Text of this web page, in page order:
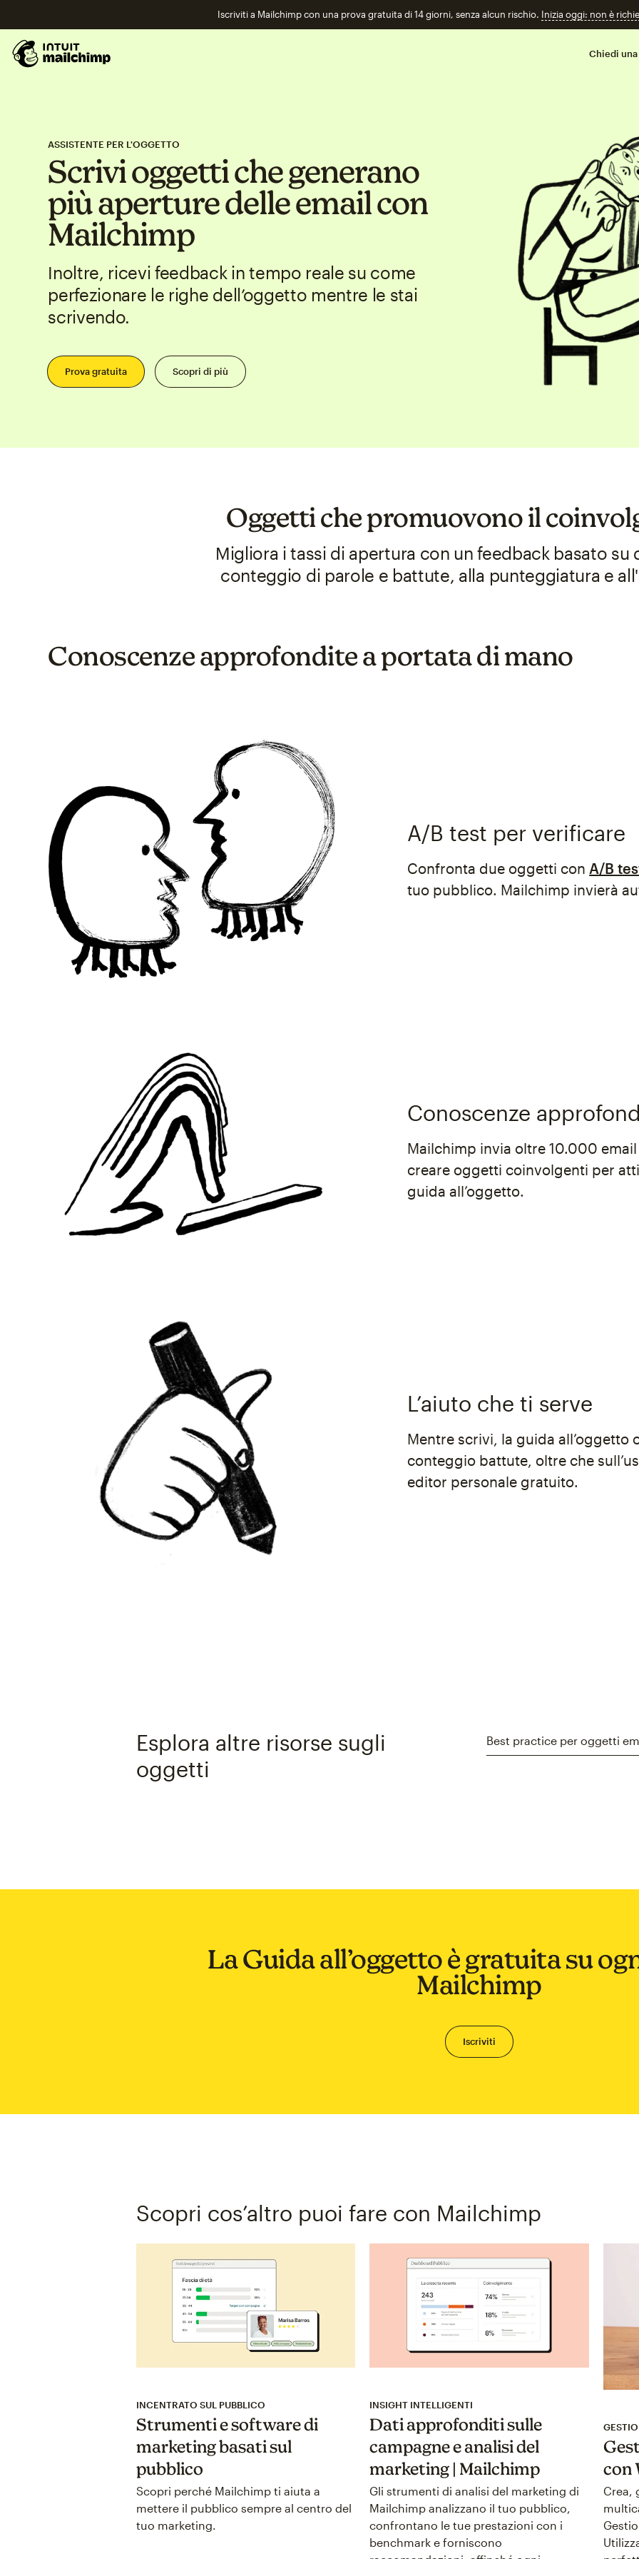
Iscriviti a Mailchimp con una prova gratuita di 14 giorni, senza alcun rischio. Inizia oggi: non è
Chiedi
ASSISTENTE PER L'OGGETTO
Scrivi oggetti che generano
più aperture delle email con
Mailchimp
Inoltre, ricevi feedback in tempo reale su come
perfezionare le righe dell’oggetto mentre le stai
scrivendo.
Prova gratuita Scopri di più
Oggetti che promuovono il
Migliora i tassi di apertura con un feedback basato su
conteggio di parole e battute, alla punteggiatura e
Conoscenze approfondite a portata di mano
A/B test per verificare
Confronta due oggetti con A/B
tuo pubblico. Mailchimp invierà
Conoscenze
Mailchimp invia oltre 10.000
creare oggetti coinvolgenti per
guida all’oggetto.
L’aiuto che ti serve
Mentre scrivi, la guida all’oggetto
conteggio battute, oltre che
editor personale gratuito.
Esplora altre risorse sugli
oggetti
Best practice per oggetti
La Guida all’oggetto è gratuita su
Mailchimp
Iscriviti
Scopri cos’altro puoi fare con Mailchimp
INCENTRATO SUL PUBBLICO
Strumenti e software di
marketing basati sul
pubblico
Scopri perché Mailchimp ti aiuta a
mettere il pubblico sempre al centro del
tuo marketing.
INSIGHT INTELLIGENTI
Dati approfonditi sulle
campagne e analisi del
marketing | Mailchimp
Gli strumenti di analisi del marketing di
Mailchimp analizzano il tuo pubblico,
confrontano le tue prestazioni con i
benchmark e forniscono
con
Crea,